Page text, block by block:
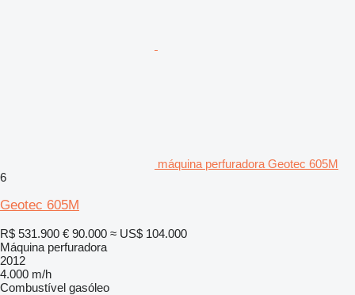
máquina perfuradora Geotec 605M
6
Geotec 605M
R$ 531.900 € 90.000 ≈ US$ 104.000
Máquina perfuradora
2012
4.000 m/h
Combustível gasóleo